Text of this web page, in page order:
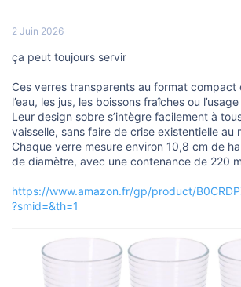
s
u
i
o
n
2 Juin 2026
ça peut toujours servir
Ces verres transparents au format compact
l’eau, les jus, les boissons fraîches ou
Leur design sobre s’intègre facilement à
vaisselle, sans faire de crise existentielle au
Chaque verre mesure environ 10,8 cm de
de diamètre, avec une contenance de 220
https://www.amazon.fr/gp/product/
?smid=&th=1